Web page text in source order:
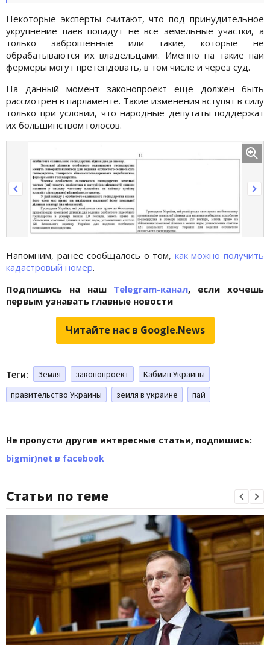
Некоторые эксперты считают, что под принудительное
укрупнение паев попадут не все земельные участки, а
только заброшенные или такие, которые не
обрабатываются их владельцами. Именно на такие паи
фермеры могут претендовать, в том числе и через суд.
На данный момент законопроект еще должен быть
рассмотрен в парламенте. Такие изменения вступят в силу
только при условии, что народные депутаты поддержат
их большинством голосов.
Напомним, ранее сообщалось о том, как можно получить
кадастровый номер.
Подпишись на наш Telegram-канал, если хочешь
первым узнавать главные новости
Читайте нас в Google.News
Теги: Земля законопроект
Кабмин Украины
правительство Украины
земля в украине пай
Не пропусти другие интересные статьи, подпишись:
bigmir)net в facebook
Статьи по теме